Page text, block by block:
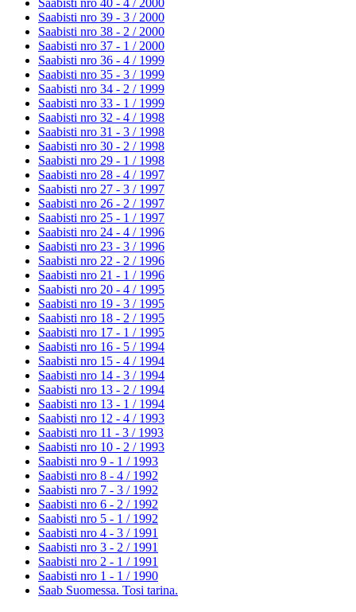
Saabisti nro 40 - 4 / 2000
Saabisti nro 39 - 3 / 2000
Saabisti nro 38 - 2 / 2000
Saabisti nro 37 - 1 / 2000
Saabisti nro 36 - 4 / 1999
Saabisti nro 35 - 3 / 1999
Saabisti nro 34 - 2 / 1999
Saabisti nro 33 - 1 / 1999
Saabisti nro 32 - 4 / 1998
Saabisti nro 31 - 3 / 1998
Saabisti nro 30 - 2 / 1998
Saabisti nro 29 - 1 / 1998
Saabisti nro 28 - 4 / 1997
Saabisti nro 27 - 3 / 1997
Saabisti nro 26 - 2 / 1997
Saabisti nro 25 - 1 / 1997
Saabisti nro 24 - 4 / 1996
Saabisti nro 23 - 3 / 1996
Saabisti nro 22 - 2 / 1996
Saabisti nro 21 - 1 / 1996
Saabisti nro 20 - 4 / 1995
Saabisti nro 19 - 3 / 1995
Saabisti nro 18 - 2 / 1995
Saabisti nro 17 - 1 / 1995
Saabisti nro 16 - 5 / 1994
Saabisti nro 15 - 4 / 1994
Saabisti nro 14 - 3 / 1994
Saabisti nro 13 - 2 / 1994
Saabisti nro 13 - 1 / 1994
Saabisti nro 12 - 4 / 1993
Saabisti nro 11 - 3 / 1993
Saabisti nro 10 - 2 / 1993
Saabisti nro 9 - 1 / 1993
Saabisti nro 8 - 4 / 1992
Saabisti nro 7 - 3 / 1992
Saabisti nro 6 - 2 / 1992
Saabisti nro 5 - 1 / 1992
Saabisti nro 4 - 3 / 1991
Saabisti nro 3 - 2 / 1991
Saabisti nro 2 - 1 / 1991
Saabisti nro 1 - 1 / 1990
Saab Suomessa. Tosi tarina.